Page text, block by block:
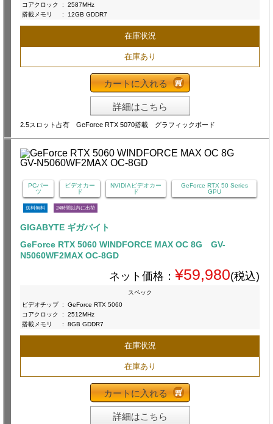
コアクロック
:
2587MHz
搭載メモリ
: 12GB GDDR7
在庫状況
在庫あり
カートに入れる
詳細はこちら
2.5スロット占有 GeForce RTX 5070搭載 グラフィックボード
PCパー
ツ
ビデオカー
ド
NVIDIAビデオカー
ド
GeForce RTX 50 Series
GPU
送料無料 24時間以内に出荷
GIGABYTE ギガバイト
GeForce RTX 5060 WINDFORCE MAX OC 8G GV-
N5060WF2MAX OC-8GD
ネット価格： ¥59,980(税込)
スペック
ビデオチップ :
GeForce RTX 5060
コアクロック
:
2512MHz
搭載メモリ
: 8GB GDDR7
在庫状況
在庫あり
カートに入れる
詳細はこちら